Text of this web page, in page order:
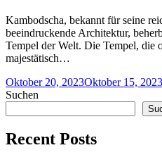
Kambodscha, bekannt für seine
beeindruckende Architektur,
Tempel der Welt. Die Tempel, die
majestätisch…
Posted
on
Oktober 20, 2023Oktober 15, 2023
Suchen
Recent Posts